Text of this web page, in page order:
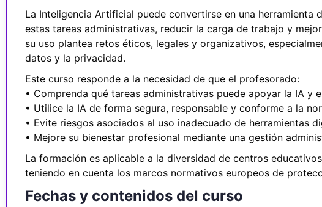
La Inteligencia Artificial puede convertirse en una herramienta
estas tareas administrativas, reducir la carga de trabajo y
su uso plantea retos éticos, legales y organizativos,
datos y la privacidad.
Este curso responde a la necesidad de que el profesorado:
• Comprenda qué tareas administrativas puede apoyar la IA y
• Utilice la IA de forma segura, responsable y conforme a la
• Evite riesgos asociados al uso inadecuado de herramientas
• Mejore su bienestar profesional mediante una gestión
La formación es aplicable a la diversidad de centros
teniendo en cuenta los marcos normativos europeos de
Fechas y contenidos del curso